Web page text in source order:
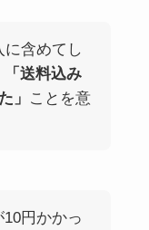
に含めてし
「送料込み
」 ことを意
円かかっ